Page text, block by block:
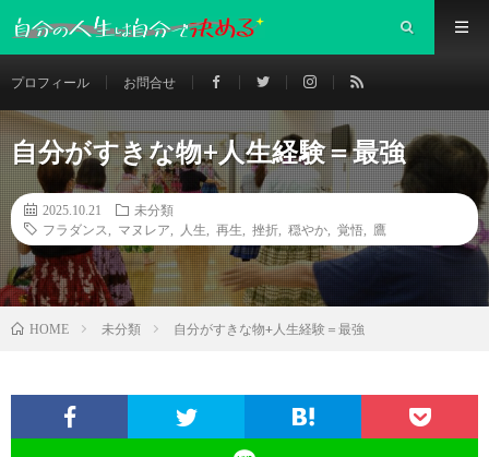
プロフィール お問合せ
自分がすきな物+人生経験＝最強
2025.10.21
未分類
フラダンス
マヌレア 人生 再生 挫折 穏やか 覚悟 鷹
HOME 未分類 自分がすきな物+人生経験＝最強